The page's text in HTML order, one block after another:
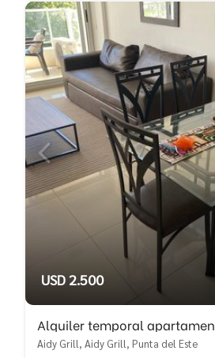
USD 2.500
Aidy Grill, Aidy Grill, Punta del Este